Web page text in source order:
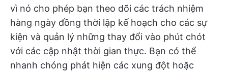
vì nó cho phép bạn theo dõi các trách nhiệm
hàng ngày đồng thời lập kế hoạch cho các sự
kiện và quản lý những thay đổi vào phút chót
với các cập nhật thời gian thực. Bạn có thể
nhanh chóng phát hiện các xung đột hoặc